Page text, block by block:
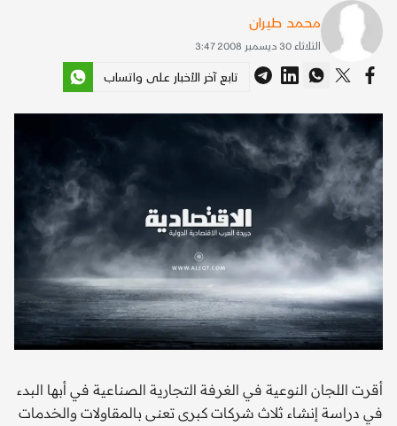
محمد طيران
الثلاثاء 30 ديسمبر 2008 3:47
تابع آخر الأخبار على واتساب
أقرت اللجان النوعية في الغرفة التجارية الصناعية في أبها البدء
في دراسة إنشاء ثلاث شركات كبرى تعنى بالمقاولات والخدمات